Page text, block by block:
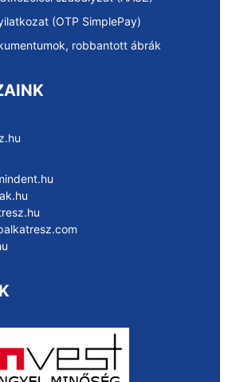
(OTP SimplePay)
robbantott ábrák